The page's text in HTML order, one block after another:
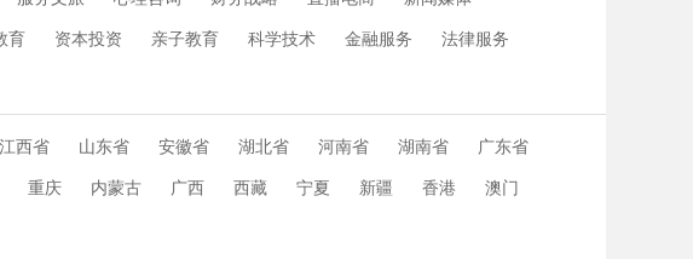
育 资本投资 亲子教育 科学技术 金融服务 法律服务
江西省 山东省 安徽省 湖北省 河南省 湖南省 广东省
重庆 内蒙古 广西 西藏 宁夏 新疆 香港 澳门